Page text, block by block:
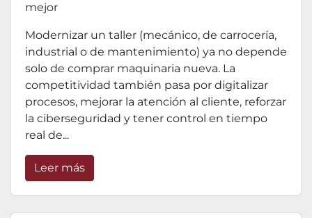
mejor
Modernizar un taller (mecánico, de carrocería,
industrial o de mantenimiento) ya no depende
solo de comprar maquinaria nueva. La
competitividad también pasa por digitalizar
procesos, mejorar la atención al cliente, reforzar
la ciberseguridad y tener control en tiempo
real de...
Leer más